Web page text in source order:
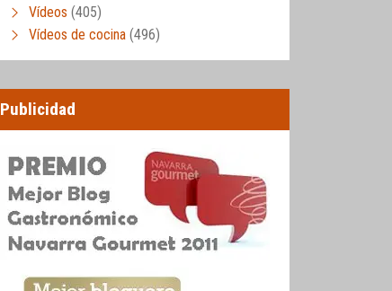
Vídeos (405)
Vídeos de cocina (496)
Publicidad